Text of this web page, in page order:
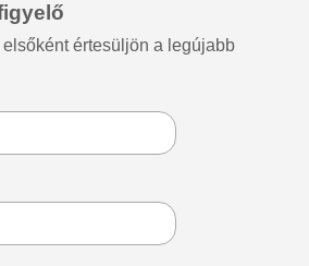
elsőként értesüljön a legújabb